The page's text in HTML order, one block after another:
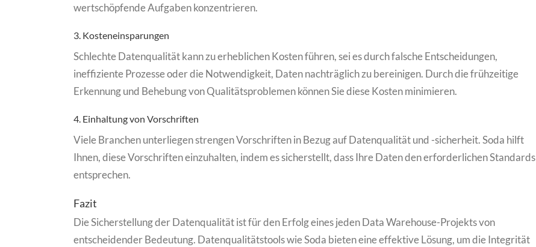
wertschöpfende Aufgaben konzentrieren.
3. Kosteneinsparungen
Schlechte Datenqualität kann zu erheblichen Kosten führen, sei es durch falsche Entscheidungen,
ineffiziente Prozesse oder die Notwendigkeit, Daten nachträglich zu bereinigen. Durch die frühzeitige
Erkennung und Behebung von Qualitätsproblemen können Sie diese Kosten minimieren.
4. Einhaltung von Vorschriften
Viele Branchen unterliegen strengen Vorschriften in Bezug auf Datenqualität und -sicherheit. Soda hilft
Ihnen, diese Vorschriften einzuhalten, indem es sicherstellt, dass Ihre Daten den erforderlichen Standards
entsprechen.
Fazit
Die Sicherstellung der Datenqualität ist für den Erfolg eines jeden Data Warehouse-Projekts von
entscheidender Bedeutung. Datenqualitätstools wie Soda bieten eine effektive Lösung, um die Integrität